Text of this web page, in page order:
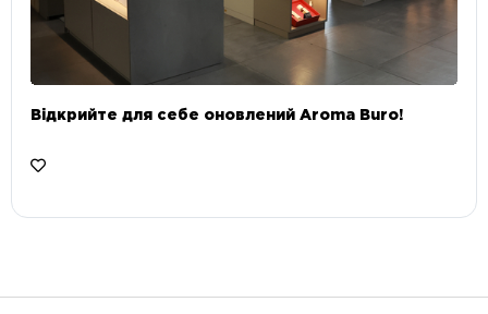
Відкрийте для себе оновлений Aroma Buro! ⠀